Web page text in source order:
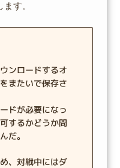
す。
ンロードするオ
またいで保存さ
ドが必要になっ
するかどうか問
だ。
、対戦中にはダ